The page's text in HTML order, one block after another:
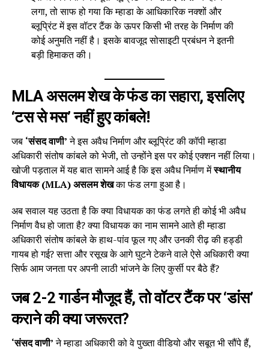
लगा, तो साफ हो गया कि म्हाडा के आधिकारिक नक्शों और
ब्लूप्रिंट में इस वॉटर टैंक के ऊपर किसी भी तरह के निर्माण की
कोई अनुमति नहीं है। इसके बावजूद सोसाइटी प्रबंधन ने इतनी
बड़ी हिमाकत की।
MLA असलम शेख के फंड का सहारा, इसलिए
‘टस से मस’ नहीं हुए कांबले!
जब ‘संसद वाणी’ने इस अवैध निर्माण और ब्लूप्रिंट की कॉपी म्हाडा
अधिकारी संतोष कांबले को भेजी, तो उन्होंने इस पर कोई एक्शन नहीं लिया।
खोजी पड़ताल में यह बात सामने आई है कि इस अवैध निर्माण मेंस्थानीय
विधायक (MLA) असलम शेखका फंड लगा हुआ है।
अब सवाल यह उठता है कि क्या विधायक का फंड लगते ही कोई भी अवैध
निर्माण वैध हो जाता है? क्या विधायक का नाम सामने आते ही म्हाडा
अधिकारी संतोष कांबले के हाथ-पांव फूल गए और उनकी रीढ़ की हड्डी
गायब हो गई? सत्ता और रसूख के आगे घुटने टेकने वाले ऐसे अधिकारी क्या
सिर्फ आम जनता पर अपनी लाठी भांजने के लिए कुर्सी पर बैठे हैं?
जब 2-2 गार्डन मौजूद हैं, तो वॉटर टैंक पर ‘डांस’
कराने की क्या जरूरत?
‘संसद वाणी’ने म्हाडा अधिकारी को वे पुख्ता वीडियो और सबूत भी सौंपे हैं,